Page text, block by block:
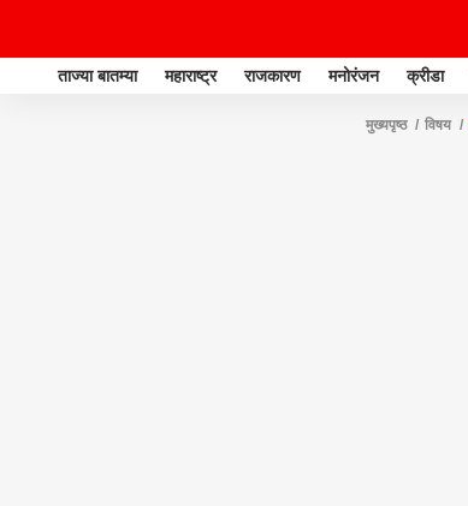
ताज्या बातम्या महाराष्ट्र राजकारण मनोरंजन क्रीडा
मुख्यपृष्ठ विषय